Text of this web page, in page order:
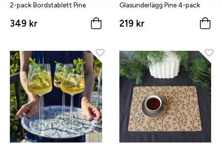
2-pack Bordstablett Pine
349 kr
Glasunderlägg Pine 4-pack
219 kr